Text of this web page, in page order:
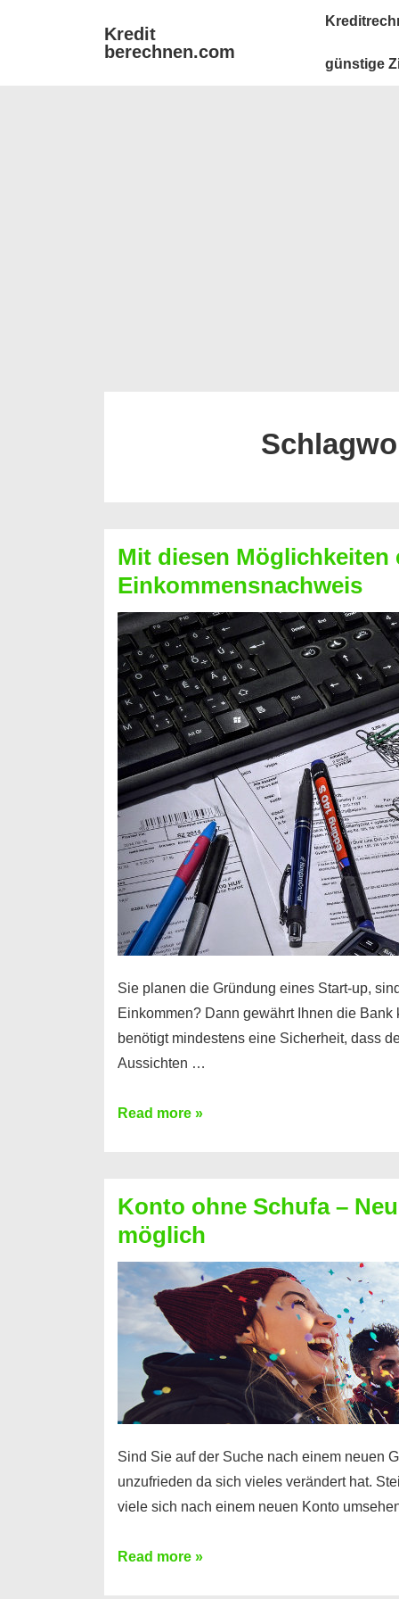
Kredit
berechnen.com
Main
günstige
Mit diesen Möglichkeiten
Einkommensnachweis
Sie planen die Gründung eines Start-up,
Einkommen? Dann gewährt Ihnen die
benötigt mindestens eine Sicherheit, dass
Aussichten …
Mit
Sie
einen
Kredit
ohne
Einkommensnachweis
Read more »
Konto ohne Schufa –
möglich
Sind Sie auf der Suche nach einem neuen
unzufrieden da sich vieles verändert hat.
viele sich nach einem neuen Konto
Konto
Read more »